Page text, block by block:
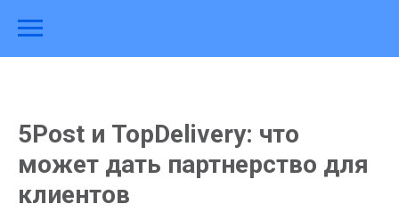
5Post и TopDelivery: что
может дать партнерство для
клиентов